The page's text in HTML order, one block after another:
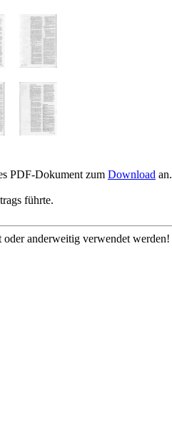
PDF-Dokument zum Download an.
führte.
anderweitig verwendet werden!